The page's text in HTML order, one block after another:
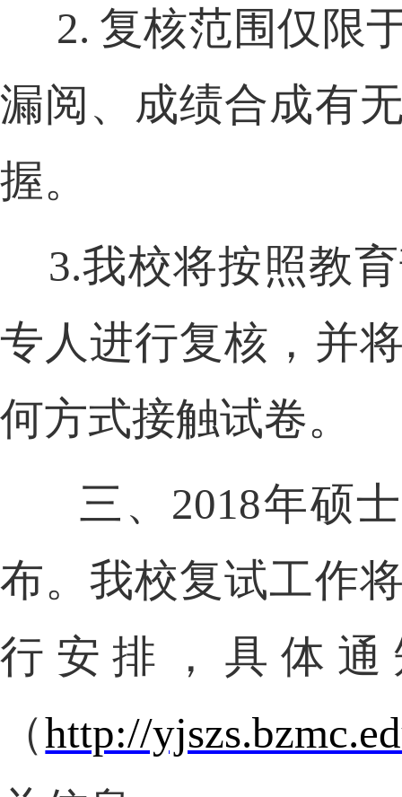
2. 复核范围仅限
漏阅、成绩合成有
握。
3.我校将按照教
专人进行复核，并
何方式接触试卷。
三、 2018年硕
布。我校复试工作
行安排，具体
（http://